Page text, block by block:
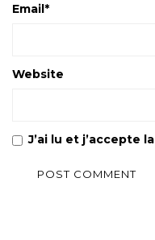
Email*
Website
J’ai lu et j’accepte la